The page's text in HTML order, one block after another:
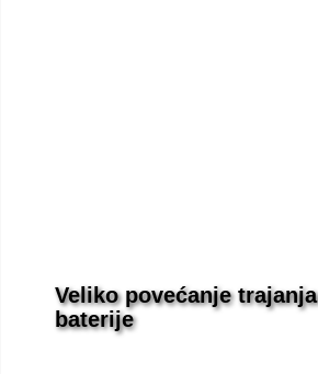
Veliko povećanje trajanja
baterije